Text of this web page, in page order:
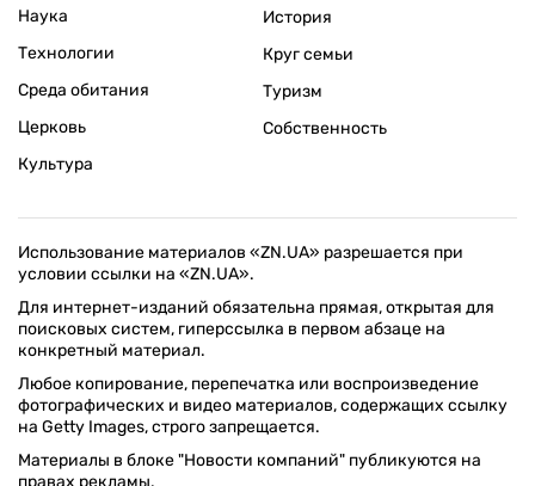
Наука
Технологии
Среда обитания
Церковь
Культура
История
Круг семьи
Туризм
Собственность
Использование материалов «ZN.UA» разрешается при
условии ссылки на «ZN.UA».
Для интернет-изданий обязательна прямая, открытая для
поисковых систем, гиперссылка в первом абзаце на
конкретный материал.
Любое копирование, перепечатка или воспроизведение
фотографических и видео материалов, содержащих ссылку
на Getty Images, строго запрещается.
Материалы в блоке "Новости компаний" публикуются на
правах рекламы.